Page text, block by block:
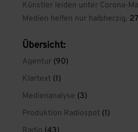
Künstler leiden unter Corona-
Medien helfen nur halbherzig.
Übersicht:
Agentur(90)
Klartext (1)
Medienanalyse (3)
Produktion Radiospot (1)